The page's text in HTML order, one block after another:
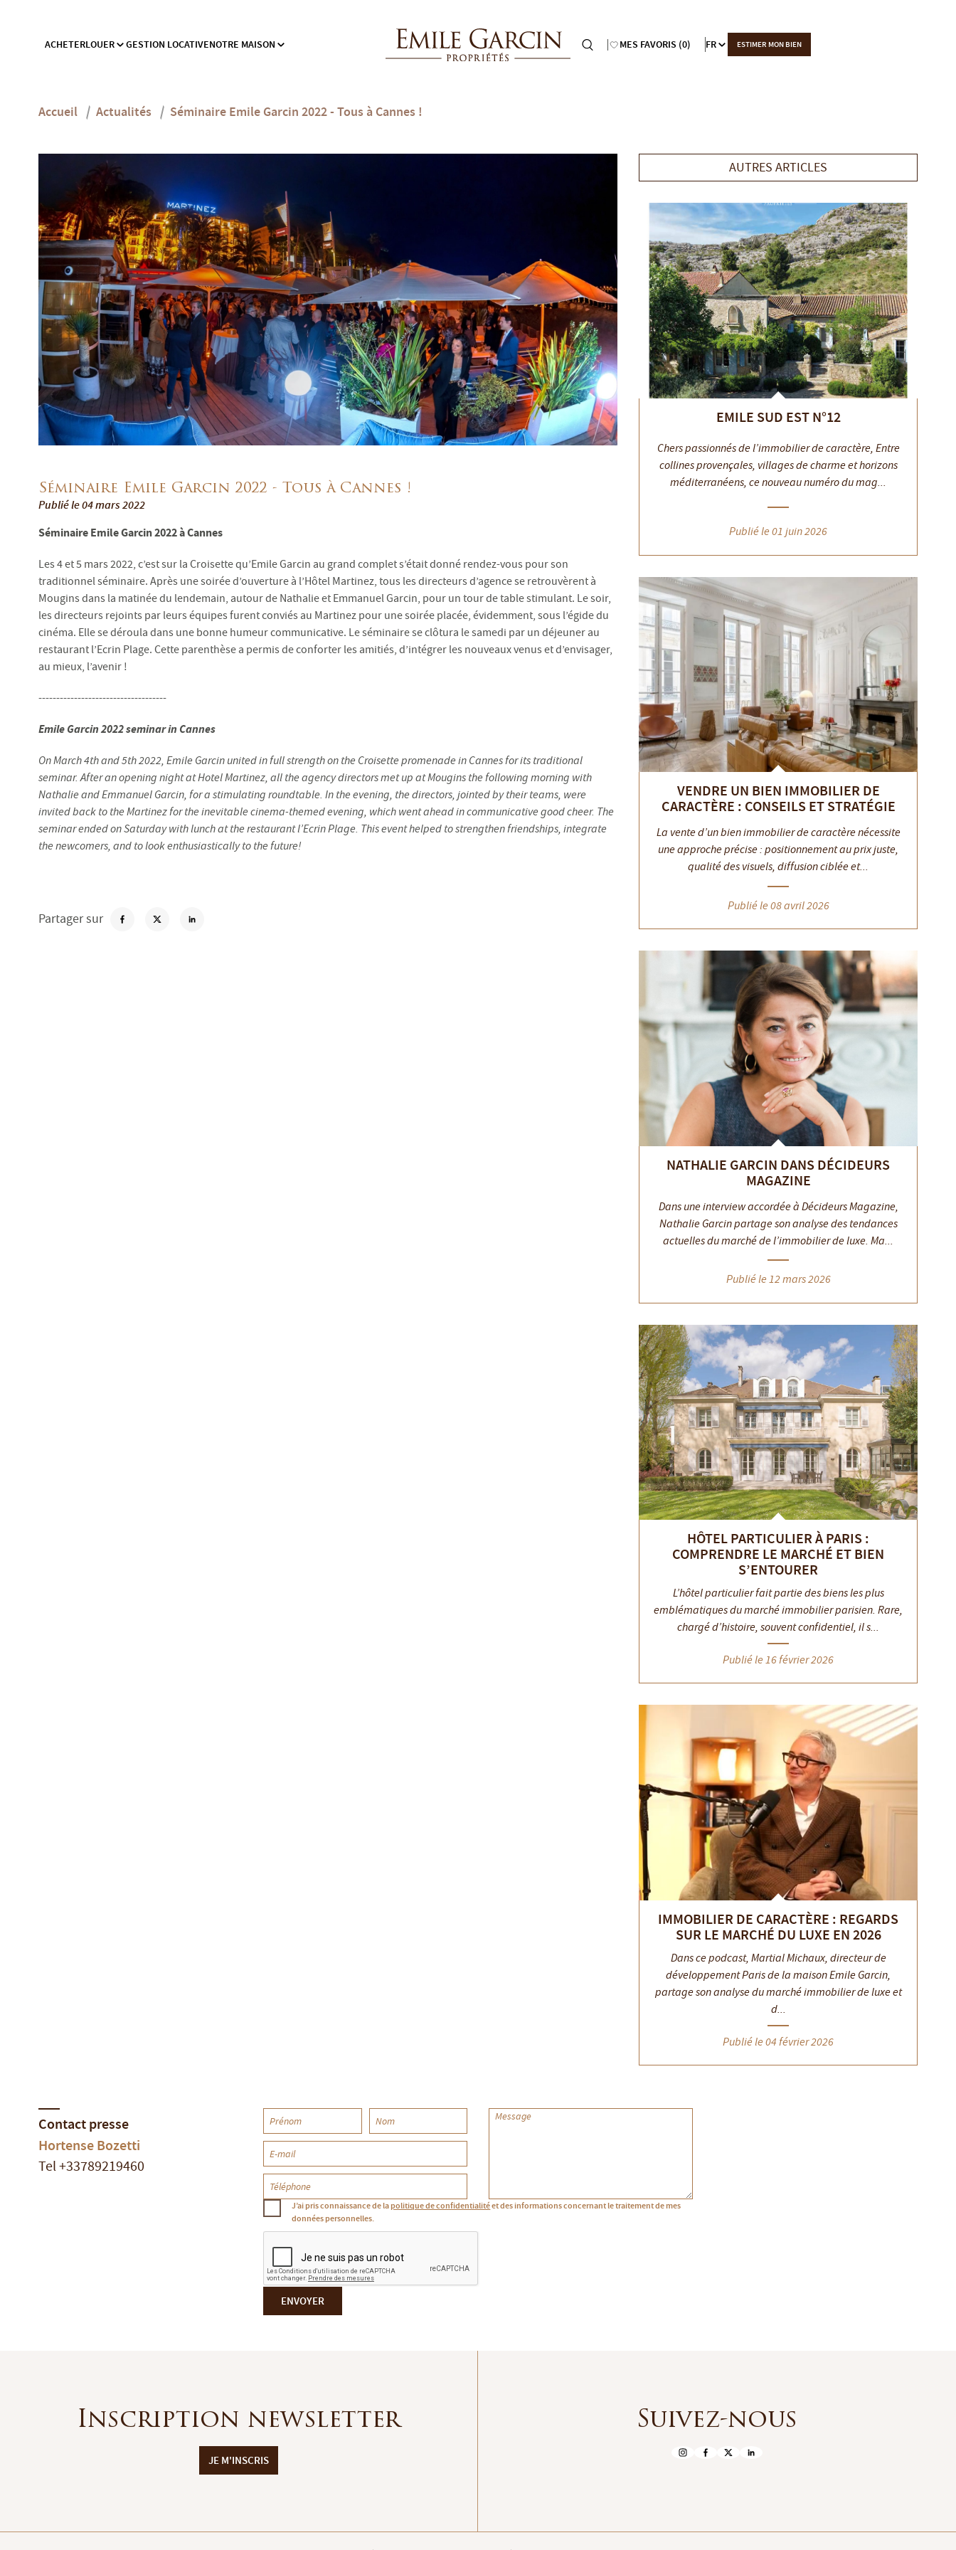
ACHETERLOUER GESTION LOCATIVENOTRE MAISON MES FAVORIS (0) FR ESTIMER MON BIEN
Accueil / Actualités / Séminaire Emile Garcin 2022 - Tous à Cannes !
Séminaire Emile Garcin 2022 - Tous à Cannes !
Publié le 04 mars 2022
Séminaire Emile Garcin 2022 à Cannes
Les 4 et 5 mars 2022, c’est sur la Croisette qu’Emile Garcin au grand complet s’était donné rendez-vous pour son
traditionnel séminaire. Après une soirée d’ouverture à l’Hôtel Martinez, tous les directeurs d’agence se retrouvèrent à
Mougins dans la matinée du lendemain, autour de Nathalie et Emmanuel Garcin, pour un tour de table stimulant. Le soir,
les directeurs rejoints par leurs équipes furent conviés au Martinez pour une soirée placée, évidemment, sous l’égide du
cinéma. Elle se déroula dans une bonne humeur communicative. Le séminaire se clôtura le samedi par un déjeuner au
restaurant l’Ecrin Plage. Cette parenthèse a permis de conforter les amitiés, d’intégrer les nouveaux venus et d’envisager,
au mieux, l’avenir !
------------------------------------
Emile Garcin 2022 seminar in Cannes
On March 4th and 5th 2022, Emile Garcin united in full strength on the Croisette promenade in Cannes for its traditional
seminar. After an opening night at Hotel Martinez, all the agency directors met up at Mougins the following morning with
Nathalie and Emmanuel Garcin, for a stimulating roundtable. In the evening, the directors, jointed by their teams, were
invited back to the Martinez for the inevitable cinema-themed evening, which went ahead in communicative good cheer. The
seminar ended on Saturday with lunch at the restaurant l’Ecrin Plage. This event helped to strengthen friendships, integrate
the newcomers, and to look enthusiastically to the future!
Partager sur
AUTRES ARTICLES
EMILE SUD EST N°12
Chers passionnés de l’immobilier de caractère, Entre
collines provençales, villages de charme et horizons
méditerranéens, ce nouveau numéro du mag...
Publié le 01 juin 2026
VENDRE UN BIEN IMMOBILIER DE
CARACTÈRE : CONSEILS ET STRATÉGIE
La vente d’un bien immobilier de caractère nécessite
une approche précise : positionnement au prix juste,
qualité des visuels, diffusion ciblée et...
Publié le 08 avril 2026
NATHALIE GARCIN DANS DÉCIDEURS
MAGAZINE
Dans une interview accordée à Décideurs Magazine,
Nathalie Garcin partage son analyse des tendances
actuelles du marché de l’immobilier de luxe. Ma...
Publié le 12 mars 2026
HÔTEL PARTICULIER À PARIS :
COMPRENDRE LE MARCHÉ ET BIEN
S’ENTOURER
L’hôtel particulier fait partie des biens les plus
emblématiques du marché immobilier parisien. Rare,
chargé d’histoire, souvent confidentiel, il s...
Publié le 16 février 2026
IMMOBILIER DE CARACTÈRE : REGARDS
SUR LE MARCHÉ DU LUXE EN 2026
Dans ce podcast, Martial Michaux, directeur de
développement Paris de la maison Emile Garcin,
partage son analyse du marché immobilier de luxe et
d...
Publié le 04 février 2026
Contact presse
Hortense Bozetti
Tel +33789219460
J’ai pris connaissance de lapolitique de confidentialitéet des informations concernant le traitement de mes
données personnelles.
ENVOYER
Inscription newsletter
JE M'INSCRIS
Suivez-nous